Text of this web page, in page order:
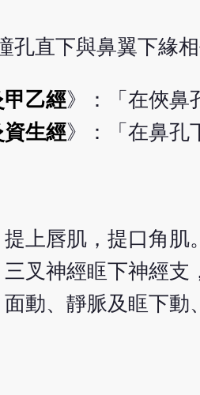
孔直下與鼻翼下緣
乙經》：「在俠鼻
生經》：「在鼻孔
上唇肌，提口角肌。
叉神經眶下神經支
動、靜脈及眶下動